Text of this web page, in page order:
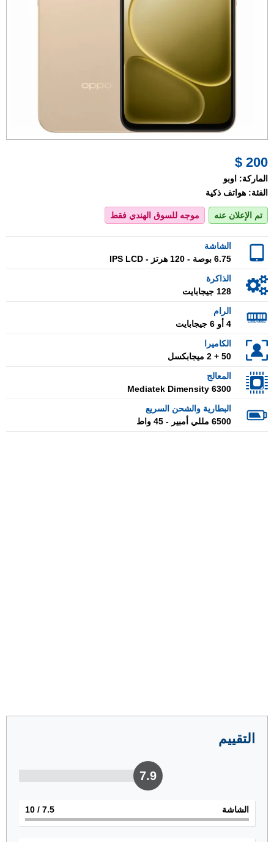
200 $
الماركة: اوبو
الفئة: هواتف ذكية
تم الإعلان عنه موجه للسوق الهندي فقط
الشاشة
6.75 بوصة - 120 هرتز - IPS LCD
الذاكرة
128 جيجابايت
الرام
4 أو 6 جيجابايت
الكاميرا
50 + 2 ميجابكسل
المعالج
Mediatek Dimensity 6300
البطارية والشحن السريع
6500 مللي أمبير - 45 واط
التقييم
7.9
الشاشة 7.5
/ 10